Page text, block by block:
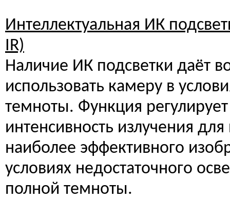
Интеллектуальная ИК
IR)
Наличие ИК подсветки даёт
использовать камеру в
темноты. Функция регулирует
интенсивность излучения
наиболее эффективного
условиях недостаточного
полной темноты.